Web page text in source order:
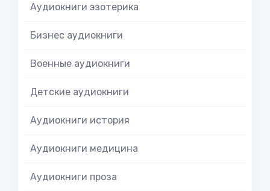
Аудиокниги эзотерика
Бизнес аудиокниги
Военные аудиокниги
Детские аудиокниги
Аудиокниги история
Аудиокниги медицина
Аудиокниги проза